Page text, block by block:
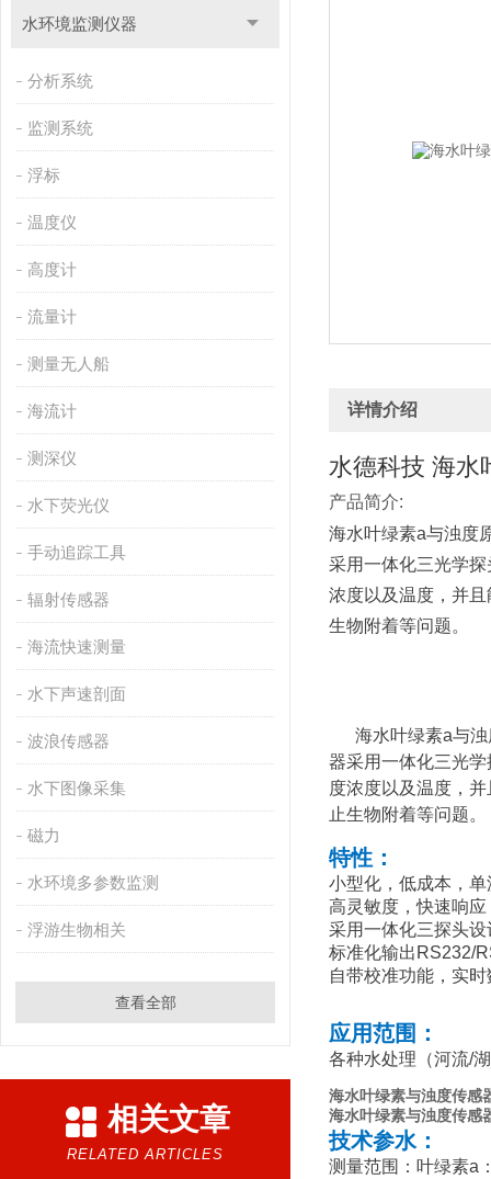
水环境监测仪器
分析系统
监测系统
浮标
温度仪
高度计
流量计
测量无人船
海流计
测深仪
水下荧光仪
手动追踪工具
辐射传感器
海流快速测量
水下声速剖面
波浪传感器
水下图像采集
磁力
水环境多参数监测
浮游生物相关
查看全部
相关文章
RELATED ARTICLES
详情介绍
水德科技 海水
产品简介:
海水叶绿素a与浊度
采用一体化三光学
浓度以及温度，并
生物附着等问题。
海水叶绿素a与
器采用一体化三光
度浓度以及温度，
止生物附着等问题。
特性：
小型化，低成本，
高灵敏度，快速响
采用一体化三探头
标准化输出RS232/
自带校准功能，实
应用范围：
各种水处理（河流/
海水叶绿素与浊度传感
海水叶绿素与浊度传感
技术参水：
测量范围：叶绿素a